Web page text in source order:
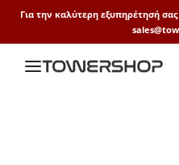
Για την καλύτερη εξυπηρέτησή